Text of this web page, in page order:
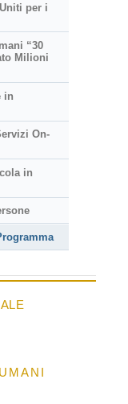
per i
“30
Milioni
in
On-
in